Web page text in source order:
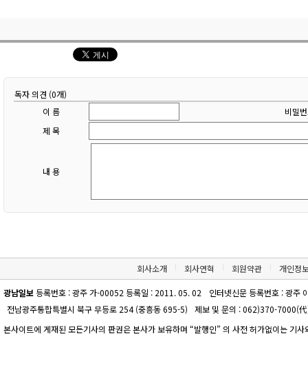
독자 의견 (0개)
이 름
비밀
제 목
내 용
회사소개 회사연혁 회원약관 개인정
광남일보 등록번호 : 광주 가-00052 등록일 : 2011. 05. 02
인터넷신문 등록번호 : 광
전남광주통합특별시 북구 무등로 254 (중흥동 695-5)
제보 및 문의 : 062)370-7000(
본사이트에 게재된 모든기사의 판권은 본사가 보유하며 “발행인” 의 사전 허가없이는 기